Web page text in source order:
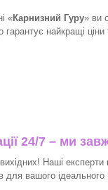
«Карнизний Гуру» ви
найкращі
24/7 – ми
Наші експерти
для вашого ідеального